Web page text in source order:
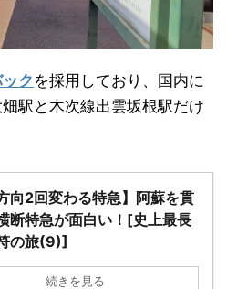
ク を採用しており、国内に
駅と木次線出雲坂根駅だけ
向2回変わる特急】阿蘇を貫
断特急が面白い！[史上最長
の旅(9)]
続きを見る